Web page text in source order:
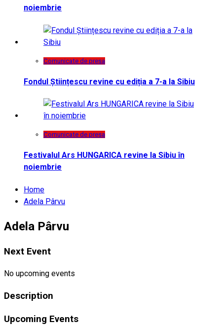
noiembrie
Comunicate de presa
Fondul Științescu revine cu ediția a 7-a la Sibiu
Comunicate de presa
Festivalul Ars HUNGARICA revine la Sibiu în
noiembrie
Home
Adela Pârvu
Adela Pârvu
Next Event
No upcoming events
Description
Upcoming Events